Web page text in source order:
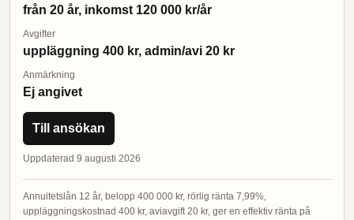
från 20 år, inkomst 120 000 kr/år
Avgifter
uppläggning 400 kr, admin/avi 20 kr
Anmärkning
Ej angivet
Till ansökan
Uppdaterad 9 augusti 2026
Annuitetslån 12 år, belopp 400 000 kr, rörlig ränta 7,99%,
uppläggningskostnad 400 kr, aviavgift 20 kr, ger en effektiv ränta på